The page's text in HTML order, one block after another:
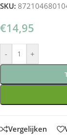
SKU:
€14,95
- +
Vergelijken